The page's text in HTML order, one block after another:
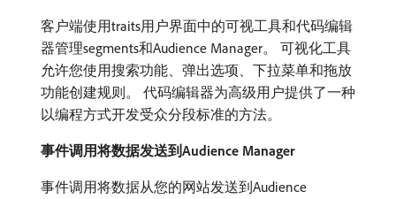
客户端使用traits用户界面中的可视工具和代码编辑
器管理segments和Audience Manager。 可视化工具
允许您使用搜索功能、弹出选项、下拉菜单和拖放
功能创建规则。 代码编辑器为高级用户提供了一种
以编程方式开发受众分段标准的方法。
事件调用将数据发送到Audience Manager
事件调用将数据从您的网站发送到Audience